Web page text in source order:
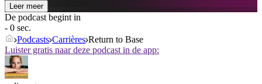
Leer meer
De podcast begint in
- 0 sec.
Podcasts Carrières Return to Base
Luister gratis naar deze podcast in de app: